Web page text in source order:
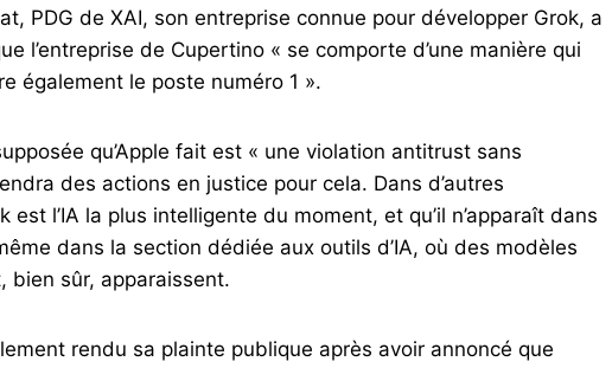
PDG de XAI, son entreprise connue pour développer Grok, a
l’entreprise de Cupertino « se comporte d’une manière qui
également le poste numéro 1 ».
qu’Apple fait est « une violation antitrust sans
des actions en justice pour cela. Dans d’autres
est l’IA la plus intelligente du moment, et qu’il n’apparaît dans
dans la section dédiée aux outils d’IA, où des modèles
bien sûr, apparaissent.
rendu sa plainte publique après avoir annoncé que